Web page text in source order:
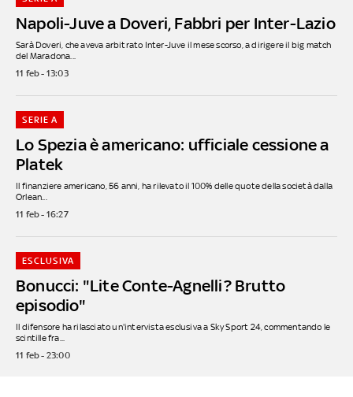
Napoli-Juve a Doveri, Fabbri per Inter-Lazio
Sarà Doveri, che aveva arbitrato Inter-Juve il mese scorso, a dirigere il big match
del Maradona...
11 feb - 13:03
Lo Spezia è americano: ufficiale cessione a
Platek
SERIE A
Il finanziere americano, 56 anni, ha rilevato il 100% delle quote della società dalla
Orlean...
11 feb - 16:27
Bonucci: "Lite Conte-Agnelli? Brutto
episodio"
ESCLUSIVA
Il difensore ha rilasciato un'intervista esclusiva a Sky Sport 24, commentando le
scintille fra...
11 feb - 23:00